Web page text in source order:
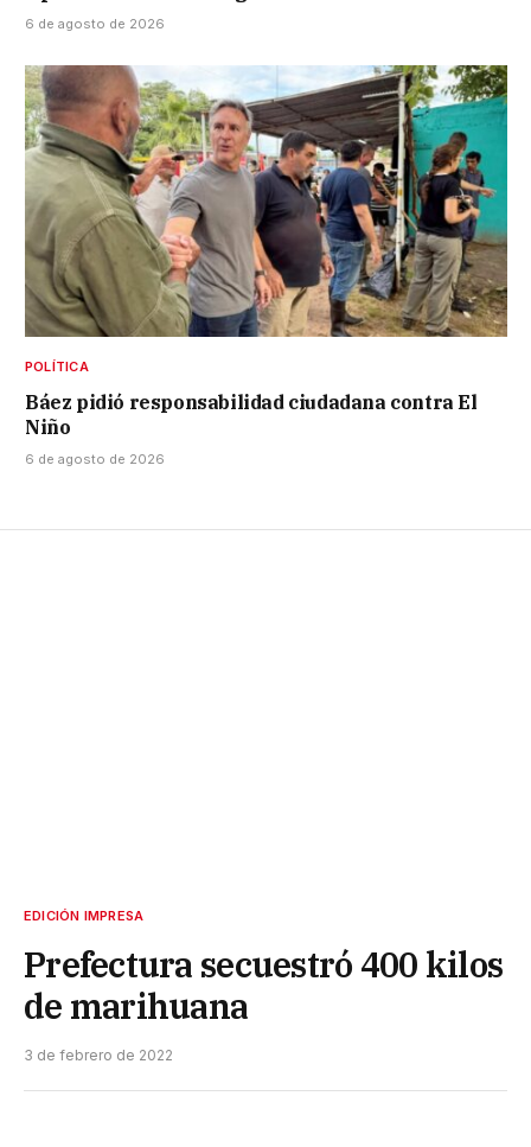
6 de agosto de 2026
POLÍTICA
Báez pidió responsabilidad ciudadana contra El
Niño
6 de agosto de 2026
EDICIÓN IMPRESA
Prefectura secuestró 400 kilos
de marihuana
3 de febrero de 2022